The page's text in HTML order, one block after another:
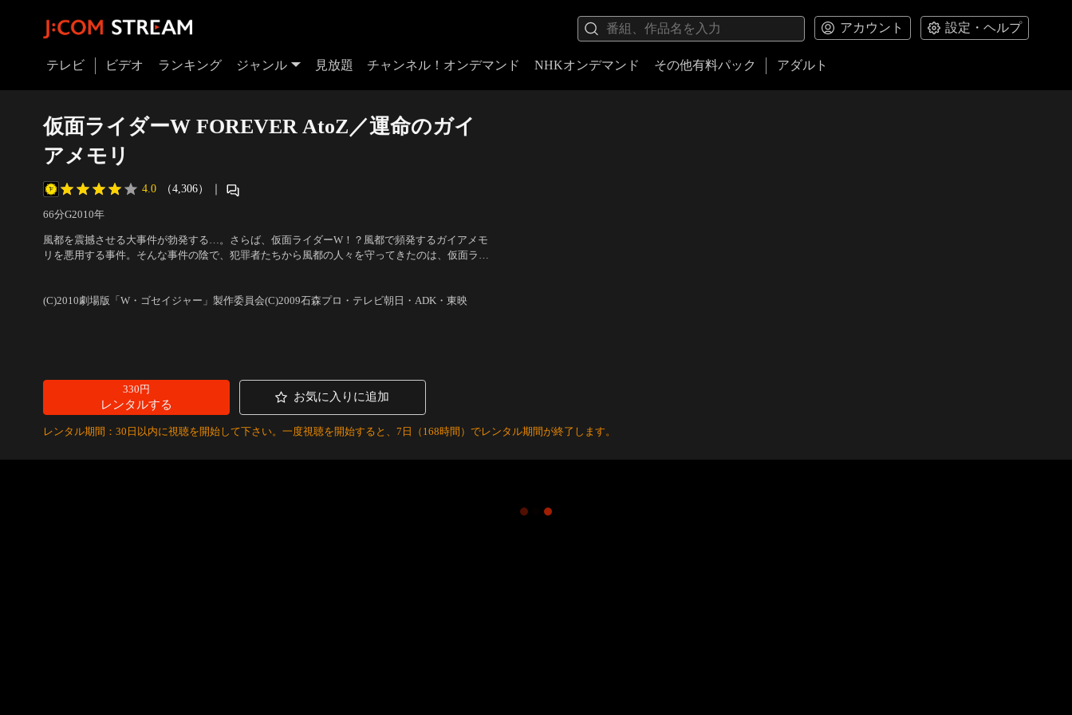
アカウント 設定・ヘルプ
テレビ ビデオ ランキング ジャンル 見放題 チャンネル！オンデマンド NHKオンデマンド その他有料パック アダルト
仮面ライダーW FOREVER AtoZ／運命のガイ
アメモリ
4.0 （4,306） ｜
66分G2010年
風都を震撼させる大事件が勃発する…。さらば、仮面ライダーW！？風都で頻発するガイアメモ
リを悪用する事件。そんな事件の陰で、犯罪者たちから風都の人々を守ってきたのは、仮面ライ
(C)2010劇場版「W・ゴセイジャー」製作委員会(C)2009石森プロ・テレビ朝日・ADK・東映
330円
レンタルする
お気に入りに追加
レンタル期間：30日以内に視聴を開始して下さい。一度視聴を開始すると、7日（168時間）でレンタル期間が終了します。